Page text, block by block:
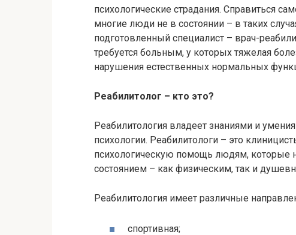
психологические страдания. Справиться
многие люди не в состоянии – в таких
подготовленный специалист – врач-
требуется больным, у которых тяжелая
нарушения естественных нормальных
Реабилитолог – кто это?
Реабилитология владеет знаниями и
психологии. Реабилитологи – это
психологическую помощь людям, которые
состоянием – как физическим, так и
Реабилитология имеет различные
спортивная;